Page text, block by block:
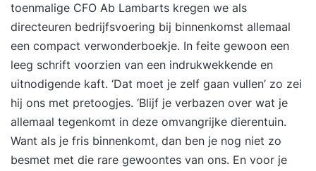
toenmalige CFO Ab Lambarts kregen we als
directeuren bedrijfsvoering bij binnenkomst allemaal
een compact verwonderboekje. In feite gewoon een
leeg schrift voorzien van een indrukwekkende en
uitnodigende kaft. ‘Dat moet je zelf gaan vullen’ zo zei
hij ons met pretoogjes. ‘Blijf je verbazen over wat je
allemaal tegenkomt in deze omvangrijke dierentuin.
Want als je fris binnenkomt, dan ben je nog niet zo
besmet met die rare gewoontes van ons. En voor je